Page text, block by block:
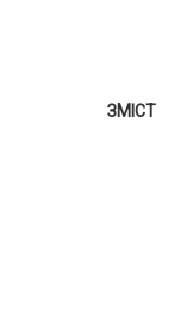
ЗМІСТ